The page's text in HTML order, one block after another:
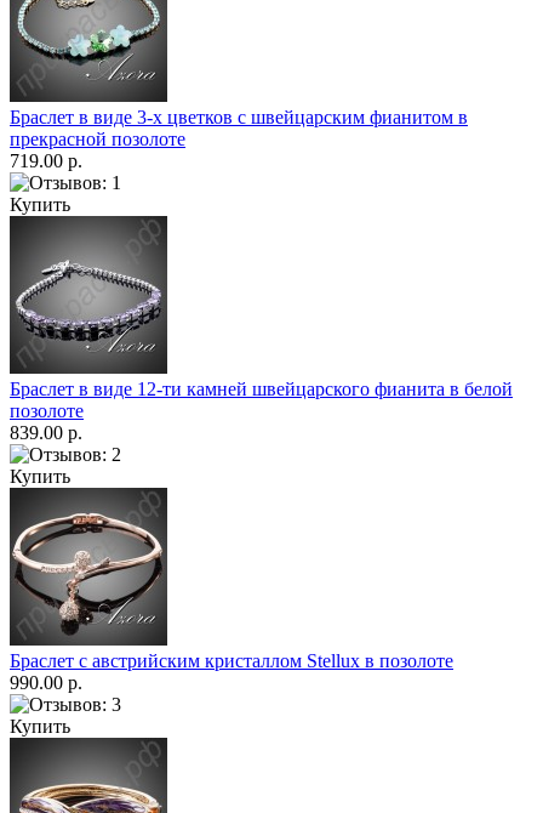
Браслет в виде 3-х цветков с швейцарским фианитом в
прекрасной позолоте
719.00 р.
Купить
Браслет в виде 12-ти камней швейцарского фианита в белой
позолоте
839.00 р.
Купить
Браслет с австрийским кристаллом Stellux в позолоте
990.00 р.
Купить